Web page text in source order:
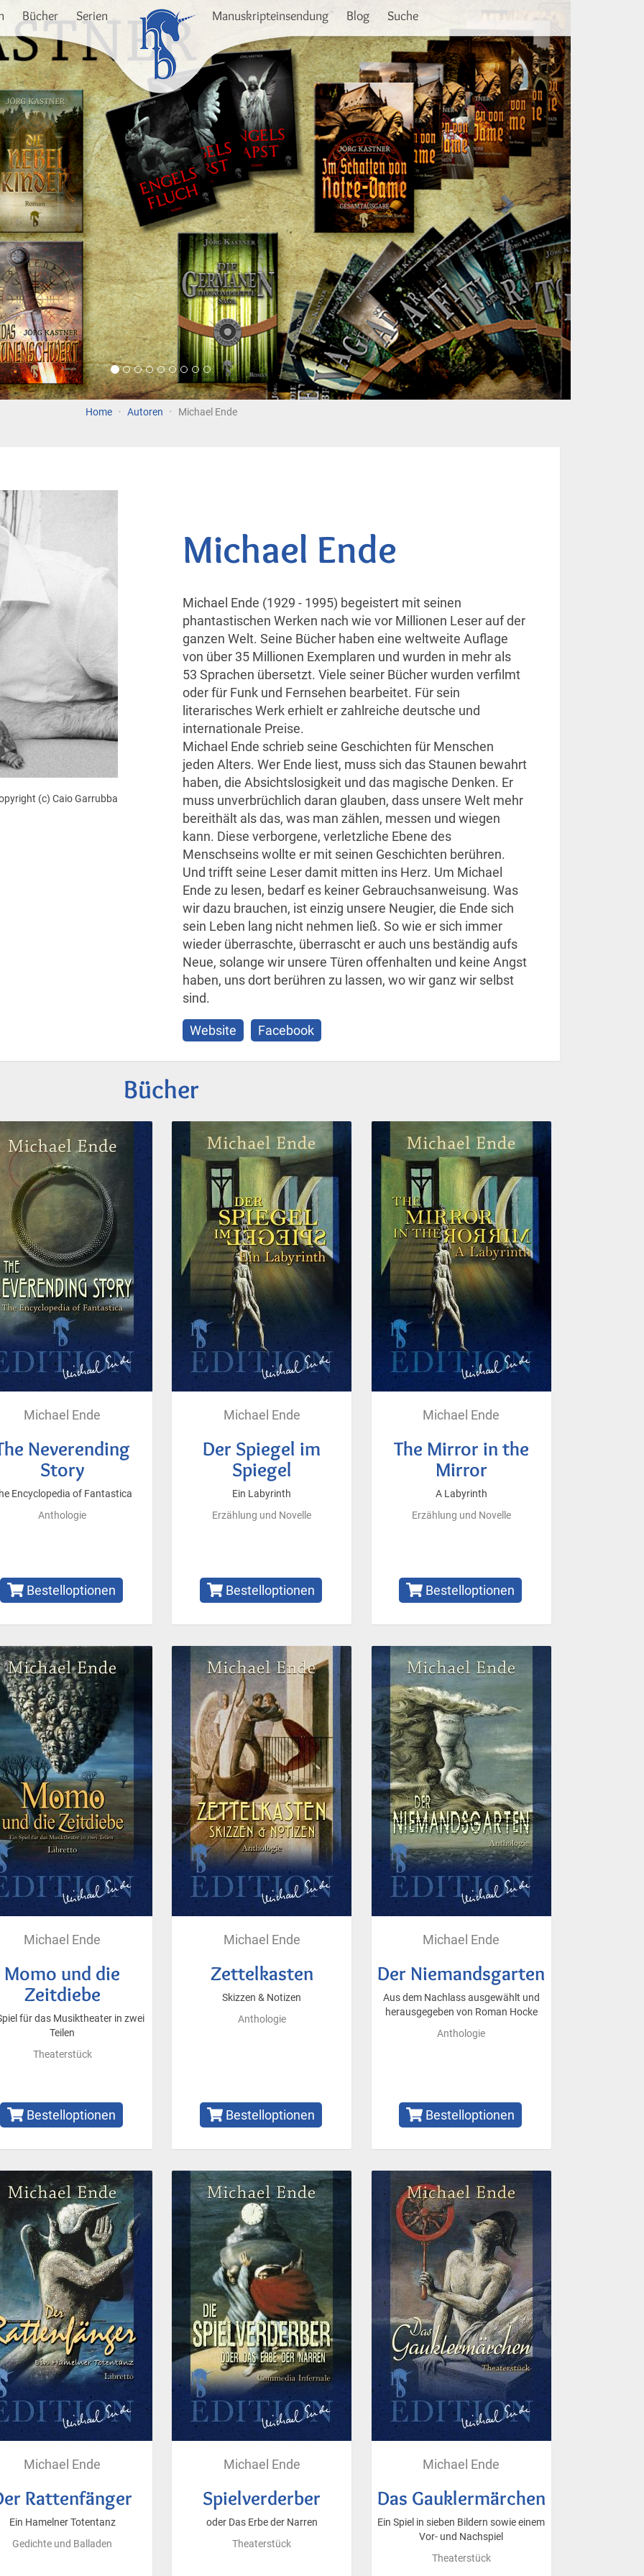
Bücher Serien Manuskripteinsendung Blog Suche Weiter
Home Autoren Michael Ende
(c) Caio Garrubba
Michael Ende
Michael Ende (1929 - 1995) begeistert mit seinen
phantastischen Werken nach wie vor Millionen Leser auf der
ganzen Welt. Seine Bücher haben eine weltweite Auflage
von über 35 Millionen Exemplaren und wurden in mehr als
53 Sprachen übersetzt. Viele seiner Bücher wurden verfilmt
oder für Funk und Fernsehen bearbeitet. Für sein
literarisches Werk erhielt er zahlreiche deutsche und
internationale Preise.
Michael Ende schrieb seine Geschichten für Menschen
jeden Alters. Wer Ende liest, muss sich das Staunen bewahrt
haben, die Absichtslosigkeit und das magische Denken. Er
muss unverbrüchlich daran glauben, dass unsere Welt mehr
bereithält als das, was man zählen, messen und wiegen
kann. Diese verborgene, verletzliche Ebene des
Menschseins wollte er mit seinen Geschichten berühren.
Und trifft seine Leser damit mitten ins Herz. Um Michael
Ende zu lesen, bedarf es keiner Gebrauchsanweisung. Was
wir dazu brauchen, ist einzig unsere Neugier, die Ende sich
sein Leben lang nicht nehmen ließ. So wie er sich immer
wieder überraschte, überrascht er auch uns beständig aufs
Neue, solange wir unsere Türen offenhalten und keine Angst
haben, uns dort berühren zu lassen, wo wir ganz wir selbst
sind.
Website Facebook
Bücher
Michael Ende
Neverending
Story
Encyclopedia of Fantastica
Anthologie
Bestelloptionen
Michael Ende
Der Spiegel im
Spiegel
Ein Labyrinth
Erzählung und Novelle
Bestelloptionen
Michael Ende
The Mirror in the
Mirror
A Labyrinth
Erzählung und Novelle
Bestelloptionen
Michael Ende
Momo und die
Zeitdiebe
für das Musiktheater in zwei
Teilen
Theaterstück
Bestelloptionen
Michael Ende
Zettelkasten
Skizzen & Notizen
Anthologie
Bestelloptionen
Michael Ende
Der Niemandsgarten
Aus dem Nachlass ausgewählt und
herausgegeben von Roman Hocke
Anthologie
Bestelloptionen
Michael Ende
Rattenfänger
Ein Hamelner Totentanz
Gedichte und Balladen
Michael Ende
Spielverderber
oder Das Erbe der Narren
Theaterstück
Michael Ende
Das Gauklermärchen
Ein Spiel in sieben Bildern sowie einem
Vor- und Nachspiel
Theaterstück